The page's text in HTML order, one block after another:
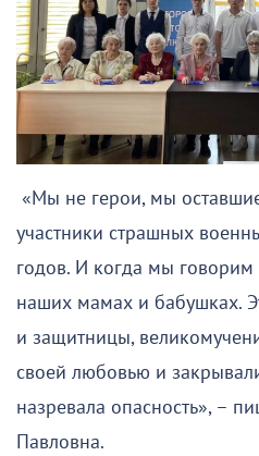
«Мы не герои, мы
участники страшных
годов. И когда мы
наших мамах и бабушках.
и защитницы,
своей любовью и
назревала опасность», –
Павловна.